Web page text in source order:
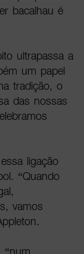
bacalhau é
ultrapassa a
um papel
tradição, o
das nossas
ligação
“Quando
vamos